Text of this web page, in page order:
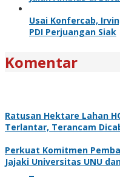
Usai Konfercab,
PDI Perjuangan Siak
Komentar
Ratusan Hektare Lahan
Terlantar, Terancam
Perkuat Komitmen
Jajaki Universitas UNU